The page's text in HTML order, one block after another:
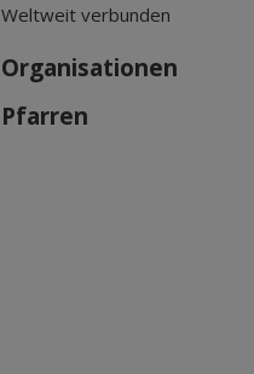
Weltweit verbunden
Organisationen
Pfarren